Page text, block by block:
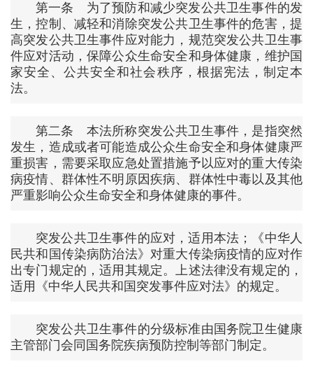
第一条 为了预防和减少突发公共卫生事件的发
生，控制、减轻和消除突发公共卫生事件的危害，提
高突发公共卫生事件应对能力，规范突发公共卫生事
件应对活动，保障公众生命安全和身体健康，维护国
家安全、公共安全和社会秩序，根据宪法，制定本
法。
第二条 本法所称突发公共卫生事件，是指突然
发生，造成或者可能造成公众生命安全和身体健康严
重损害，需要采取应急处置措施予以应对的重大传染
病疫情、群体性不明原因疾病、群体性中毒以及其他
严重影响公众生命安全和身体健康的事件。
突发公共卫生事件的应对，适用本法；《中华人
民共和国传染病防治法》对重大传染病疫情的应对作
出专门规定的，适用其规定。上述法律没有规定的，
适用《中华人民共和国突发事件应对法》的规定。
突发公共卫生事件的分级标准由国务院卫生健康
主管部门会同国务院疾病预防控制等部门制定。